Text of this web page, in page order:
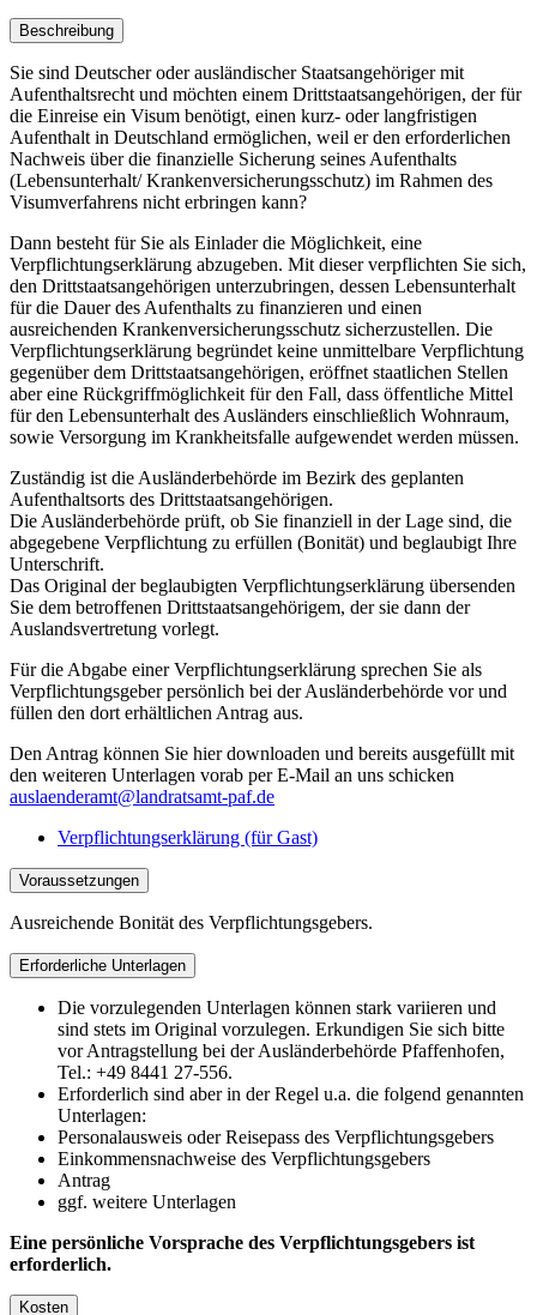
Beschreibung
Sie sind Deutscher oder ausländischer Staatsangehöriger mit
Aufenthaltsrecht und möchten einem Drittstaatsangehörigen, der für
die Einreise ein Visum benötigt, einen kurz- oder langfristigen
Aufenthalt in Deutschland ermöglichen, weil er den erforderlichen
Nachweis über die finanzielle Sicherung seines Aufenthalts
(Lebensunterhalt/ Krankenversicherungsschutz) im Rahmen des
Visumverfahrens nicht erbringen kann?
Dann besteht für Sie als Einlader die Möglichkeit, eine
Verpflichtungserklärung abzugeben. Mit dieser verpflichten Sie sich,
den Drittstaatsangehörigen unterzubringen, dessen Lebensunterhalt
für die Dauer des Aufenthalts zu finanzieren und einen
ausreichenden Krankenversicherungsschutz sicherzustellen. Die
Verpflichtungserklärung begründet keine unmittelbare Verpflichtung
gegenüber dem Drittstaatsangehörigen, eröffnet staatlichen Stellen
aber eine Rückgriffmöglichkeit für den Fall, dass öffentliche Mittel
für den Lebensunterhalt des Ausländers einschließlich Wohnraum,
sowie Versorgung im Krankheitsfalle aufgewendet werden müssen.
Zuständig ist die Ausländerbehörde im Bezirk des geplanten
Aufenthaltsorts des Drittstaatsangehörigen.
Die Ausländerbehörde prüft, ob Sie finanziell in der Lage sind, die
abgegebene Verpflichtung zu erfüllen (Bonität) und beglaubigt Ihre
Unterschrift.
Das Original der beglaubigten Verpflichtungserklärung übersenden
Sie dem betroffenen Drittstaatsangehörigem, der sie dann der
Auslandsvertretung vorlegt.
Für die Abgabe einer Verpflichtungserklärung sprechen Sie als
Verpflichtungsgeber persönlich bei der Ausländerbehörde vor und
füllen den dort erhältlichen Antrag aus.
Den Antrag können Sie hier downloaden und bereits ausgefüllt mit
den weiteren Unterlagen vorab per E-Mail an uns schicken
auslaenderamt@landratsamt-paf.de
Verpflichtungserklärung (für Gast)
Voraussetzungen
Ausreichende Bonität des Verpflichtungsgebers.
Erforderliche Unterlagen
Die vorzulegenden Unterlagen können stark variieren und
sind stets im Original vorzulegen. Erkundigen Sie sich bitte
vor Antragstellung bei der Ausländerbehörde Pfaffenhofen,
Tel.: +49 8441 27-556.
Erforderlich sind aber in der Regel u.a. die folgend genannten
Unterlagen:
Personalausweis oder Reisepass des Verpflichtungsgebers
Einkommensnachweise des Verpflichtungsgebers
Antrag
ggf. weitere Unterlagen
Eine persönliche Vorsprache des Verpflichtungsgebers ist
erforderlich.
Kosten